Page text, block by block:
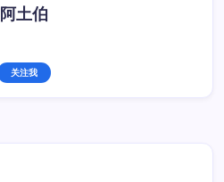
阿土伯
关注我